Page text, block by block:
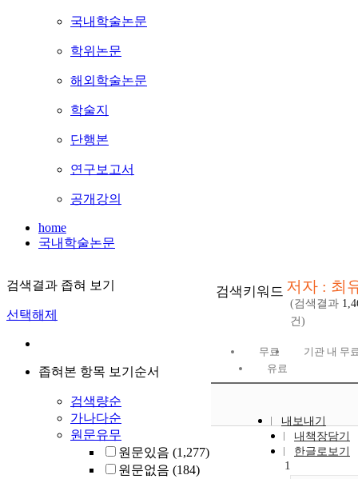
국내학술논문
학위논문
해외학술논문
학술지
단행본
연구보고서
공개강의
home
국내학술논문
검색결과 좁혀 보기
선택해제
좁혀본 항목 보기순서
검색량순
가나다순
원문유무
원문있음 (1,277)
원문없음 (184)
검색키워드 저자 : 최
(검색결과
건)
무료
기관 내 무
유료
내보내기
내책장담기
한글로보기
1